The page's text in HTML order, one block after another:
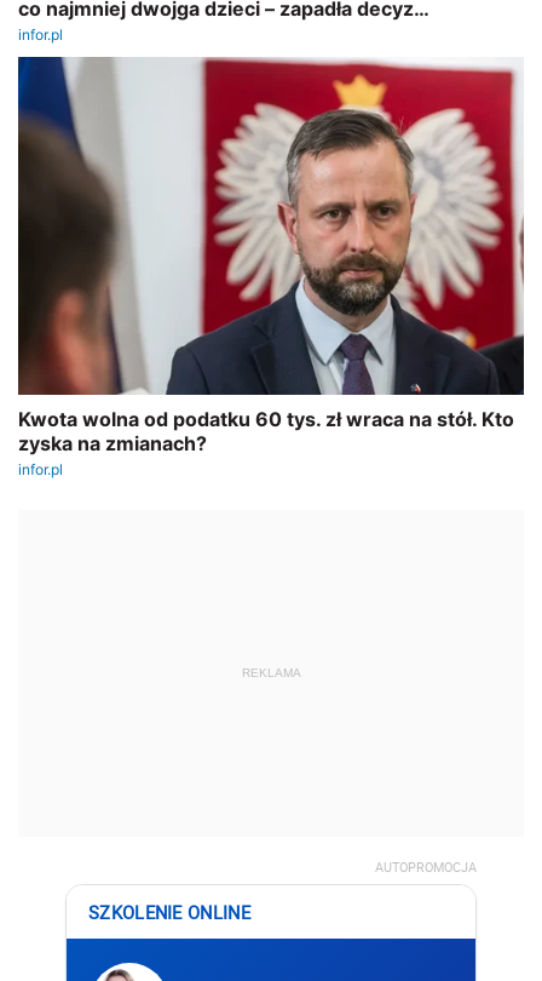
REKLAMA
AUTOPROMOCJA
SZKOLENIE ONLINE